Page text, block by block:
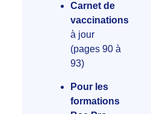
Carnet de
vaccinations
à jour
(pages 90 à
93)
Pour les
formations